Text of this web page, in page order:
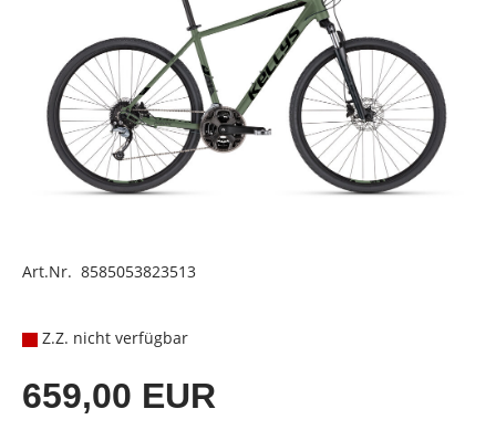
Art.Nr. 8585053823513
Z.Z. nicht verfügbar
659,00 EUR